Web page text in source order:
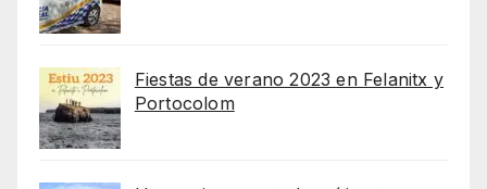
Fiestas de verano 2023 en Felanitx y
Portocolom